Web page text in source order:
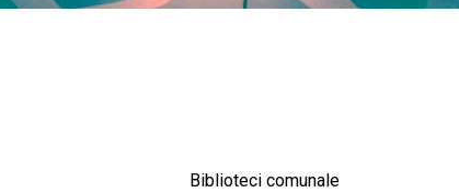
Biblioteci comunale